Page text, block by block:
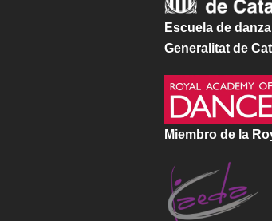
Escuela de
Generalitat de
Miembro de la